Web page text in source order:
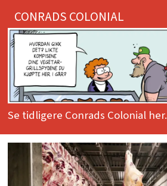
CONRADS COLONIAL
Se tidligere Conrads Colonial her.